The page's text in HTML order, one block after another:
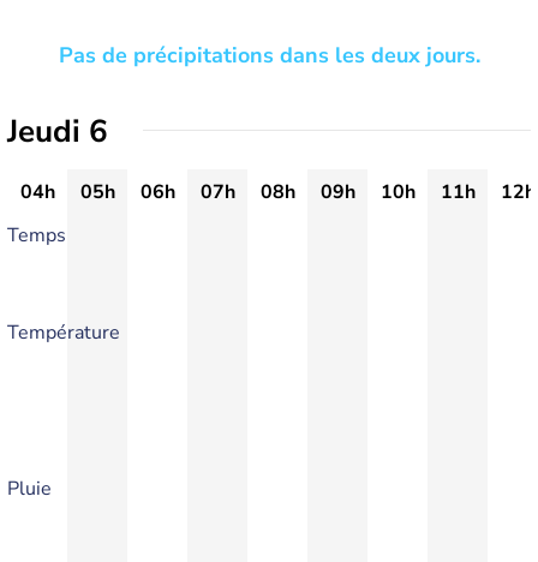
Pas de précipitations dans les deux jours.
Jeudi 6
04h 05h 06h 07h 08h 09h 10h 11h
12h
Temps
Température
Pluie